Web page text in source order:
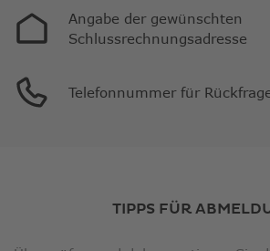
Angabe der gewünschten
Schlussrechnungsadresse
Telefonnummer für
TIPPS FÜR